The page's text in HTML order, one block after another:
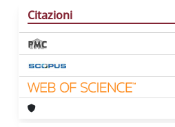
Citazioni